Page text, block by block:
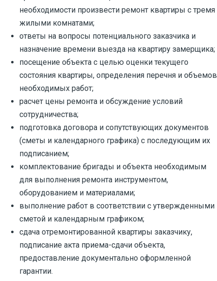
необходимости произвести ремонт квартиры с тремя
жилыми комнатами;
ответы на вопросы потенциального заказчика и
назначение времени выезда на квартиру замерщика;
посещение объекта с целью оценки текущего
состояния квартиры, определения перечня и объемов
необходимых работ;
расчет цены ремонта и обсуждение условий
сотрудничества;
подготовка договора и сопутствующих документов
(сметы и календарного графика) с последующим их
подписанием;
комплектование бригады и объекта необходимым
для выполнения ремонта инструментом,
оборудованием и материалами;
выполнение работ в соответствии с утвержденными
сметой и календарным графиком;
сдача отремонтированной квартиры заказчику,
подписание акта приема-сдачи объекта,
предоставление документально оформленной
гарантии.